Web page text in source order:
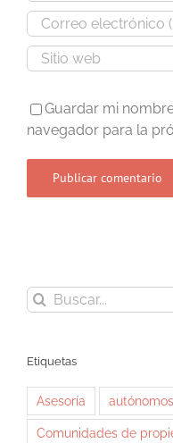
Guardar mi
navegador para la
Buscar:
Etiquetas
Asesoría autónomos
Comunidades de